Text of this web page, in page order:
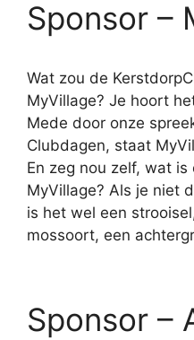
Sponsor –
Wat zou de
MyVillage? Je hoort
Mede door onze
Clubdagen, staat
En zeg nou zelf, wat
MyVillage? Als je niet
is het wel een
mossoort, een
Sponsor –